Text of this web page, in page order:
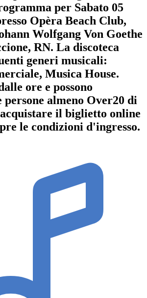
per Sabato 05
Opèra Beach Club,
Wolfgang Von Goethe
RN. La discoteca
generi musicali:
, Musica House.
ore e possono
almeno Over20 di
il biglietto online
le condizioni d'ingresso.